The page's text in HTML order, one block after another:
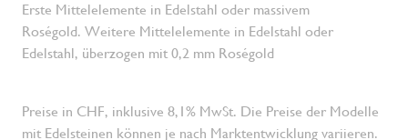
Erste Mittelelemente in Edelstahl oder massivem
Roségold. Weitere Mittelelemente in Edelstahl oder
Edelstahl, überzogen mit 0,2 mm Roségold
Preise in CHF, inklusive 8,1% MwSt. Die Preise der Modelle
mit Edelsteinen können je nach Marktentwicklung variieren.